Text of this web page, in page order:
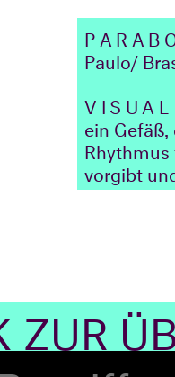
Paulo/
VISUAL
ein
vorgibt
ZUR